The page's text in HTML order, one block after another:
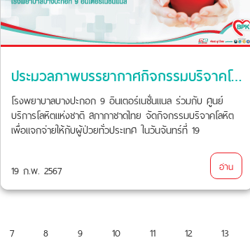
ประมวลภาพบรรยากาศกิจกรรมบริจาคโลหิต (รอบที่ 1)
โรงพยาบาลบางปะกอก 9 อินเตอร์เนชั่นแนล ร่วมกับ ศูนย์
บริการโลหิตแห่งชาติ สภากาชาดไทย จัดกิจกรรมบริจาคโลหิต
เพื่อแจกจ่ายให้กับผู้ป่วยทั่วประเทศ ในวันจันทร์ที่ 19
19 ก.พ. 2567
อ่าน
7 8 9 10 11 12 13